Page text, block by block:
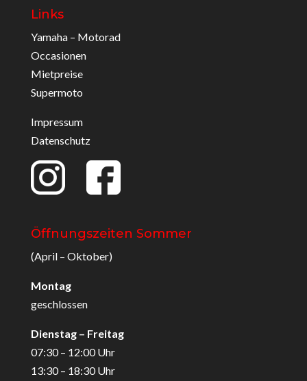
Links
Yamaha – Motorad
Occasionen
Mietpreise
Supermoto
Impressum
Datenschutz
Öffnungszeiten Sommer
(April – Oktober)
Montag
geschlossen
Dienstag – Freitag
07:30 – 12:00 Uhr
13:30 – 18:30 Uhr